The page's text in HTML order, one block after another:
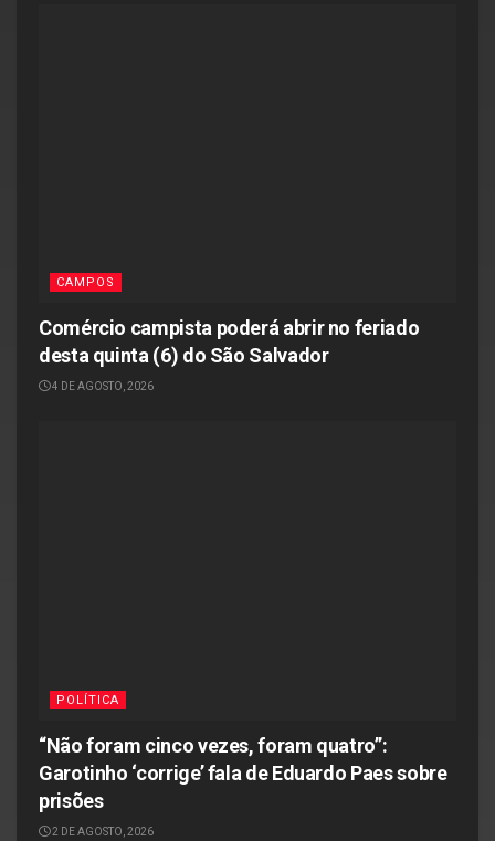
CAMPOS
Comércio campista poderá abrir no feriado
desta quinta (6) do São Salvador
4 DE AGOSTO, 2026
POLÍTICA
“Não foram cinco vezes, foram quatro”:
Garotinho ‘corrige’ fala de Eduardo Paes sobre
prisões
2 DE AGOSTO, 2026